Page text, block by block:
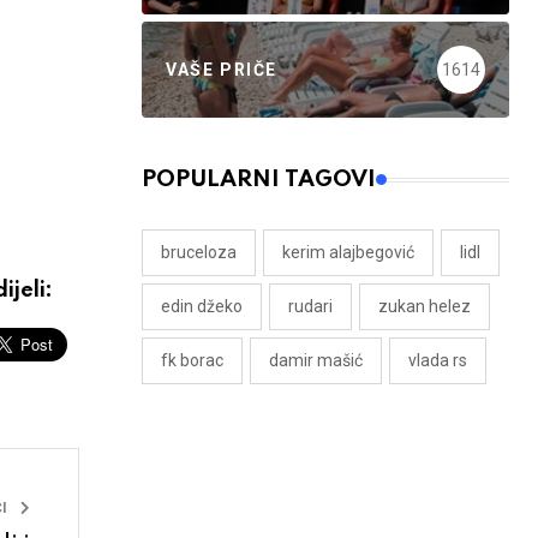
VAŠE PRIČE 1614
POPULARNI TAGOVI
bruceloza kerim alajbegović lidl
edin džeko rudari zukan helez
fk borac damir mašić vlada rs